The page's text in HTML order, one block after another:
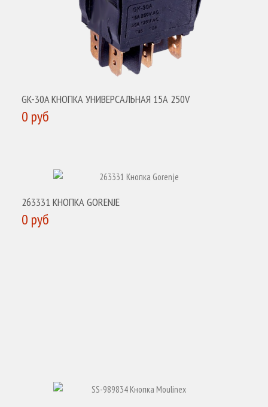
GK-30A КНОПКА УНИВЕРСАЛЬНАЯ 15А 250V
0 руб
263331 КНОПКА GORENJE
0 руб